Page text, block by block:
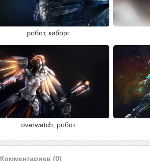
робот, киборг
overwatch, робот
Комментариев (0)